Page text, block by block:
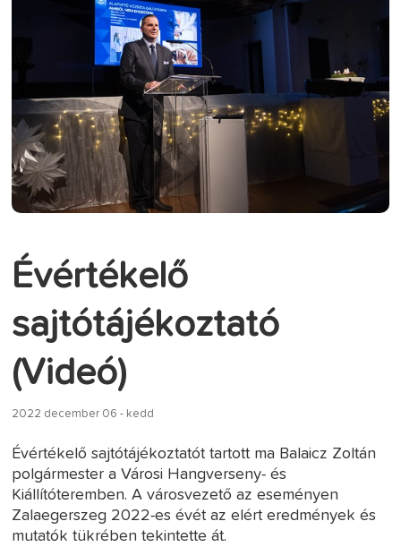
Évértékelő
sajtótájékoztató
(Videó)
2022 december 06 - kedd
Évértékelő sajtótájékoztatót tartott ma Balaicz Zoltán
polgármester a Városi Hangverseny- és
Kiállítóteremben. A városvezető az eseményen
Zalaegerszeg 2022-es évét az elért eredmények és
mutatók tükrében tekintette át.